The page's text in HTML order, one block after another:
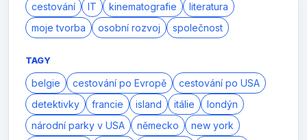
cestování IT kinematografie
literatura
moje tvorba
osobní rozvoj společnost
TAGY
belgie cestování po Evropě
cestování po USA
detektivky
francie island itálie
londýn
národní parky v USA
německo
new york